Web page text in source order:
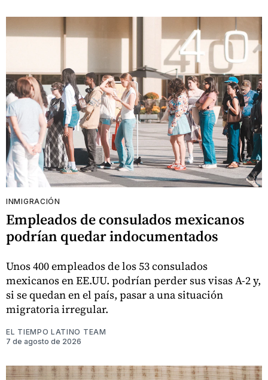
INMIGRACIÓN
Empleados de consulados mexicanos
podrían quedar indocumentados
Unos 400 empleados de los 53 consulados
mexicanos en EE.UU. podrían perder sus visas A-2 y,
si se quedan en el país, pasar a una situación
migratoria irregular.
EL TIEMPO LATINO TEAM
7 de agosto de 2026